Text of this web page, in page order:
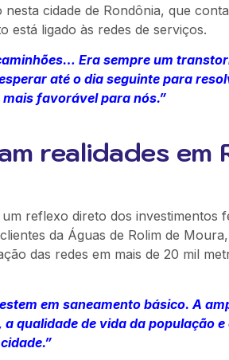
cidade de Rondônia, que
está ligado às redes de serviços.
Era sempre um
até o dia seguinte para
favorável para nós.”
realidades em
reflexo direto dos investimentos
da Águas de Rolim de
das redes em mais de 20 mil
em saneamento básico. A
qualidade de vida da população
cidade.”